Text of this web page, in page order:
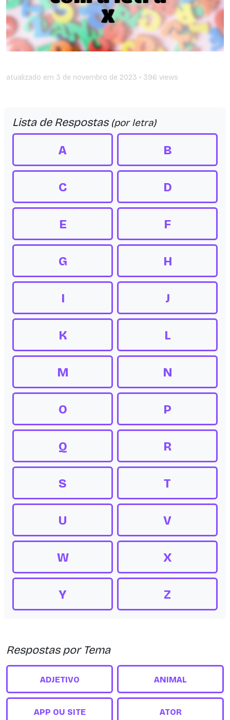
atualizado em 3 de novembro de 2023 • 396 views
Lista de Respostas (por letra)
A B
C D
E F
G H
I J
K L
M N
O P
Q R
S T
U V
W X
Y Z
Respostas por Tema
ADJETIVO ANIMAL
APP OU SITE ATOR